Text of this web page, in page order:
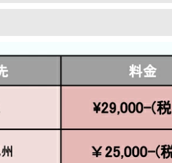
因になります
標準修理として
すすめしております
上で再塗装を行います
1枚丁寧に剥離を行います